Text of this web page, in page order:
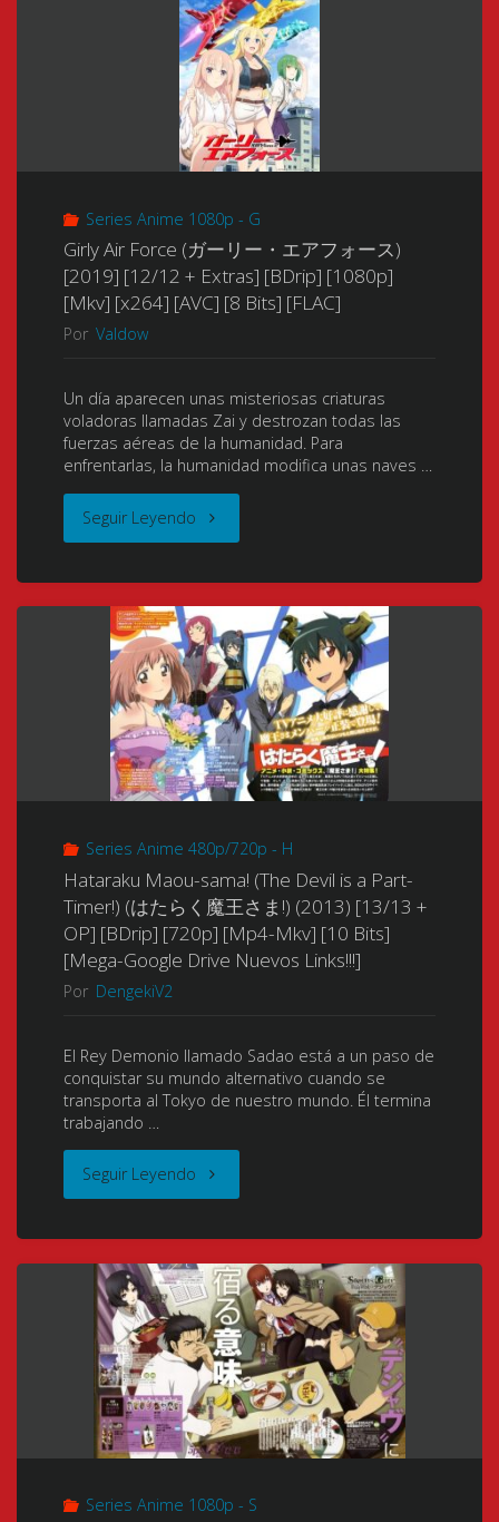
び
っ
ツ)
(2002-
2003)
[24/24
03/03
+
La
de
Sumomo
y
Kotoko
(Chobits:
Chibits)
OVA
01/01
[DVDrip]
[Mkv]
Bits]"
Series Anime 1080p - G
Girly Air Force (ガーリー・エアフォース)
[2019] [12/12 + Extras] [BDrip] [1080p]
[Mkv] [x264] [AVC] [8 Bits] [FLAC]
Por Valdow
Un día aparecen unas misteriosas criaturas
voladoras llamadas Zai y destrozan todas las
fuerzas aéreas de la humanidad. Para
enfrentarlas, la humanidad modifica unas naves …
Seguir Leyendo "Girly
Force
(ガ
ー
リ
ー・
エ
ア
フ
ス)
+
Extras]
[BDrip]
[1080p]
[Mkv]
Series Anime 480p/720p - H
Hataraku Maou-sama! (The Devil is a Part-
Timer!) (はたらく魔王さま!) (2013) [13/13 +
OP] [BDrip] [720p] [Mp4-Mkv] [10 Bits]
[Mega-Google Drive Nuevos Links!!!]
Por DengekiV2
El Rey Demonio llamado Sadao está a un paso de
conquistar su mundo alternativo cuando se
transporta al Tokyo de nuestro mundo. Él termina
trabajando …
Seguir Leyendo "Hataraku
sama!
(The
Devil
is
a
Part-
Series Anime 1080p - S